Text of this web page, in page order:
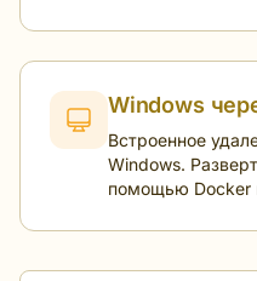
Windows
Встроенное
Windows.
помощью Docker